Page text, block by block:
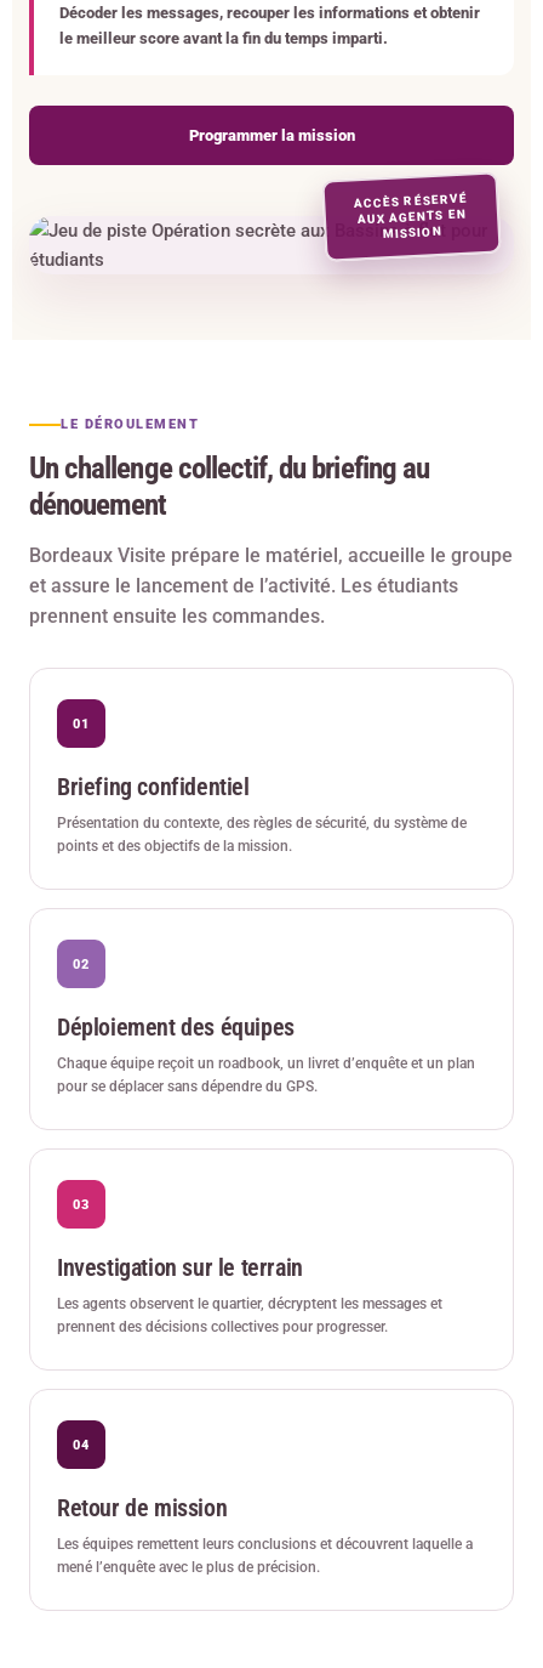
Décoder les messages, recouper les informations et obtenir
le meilleur score avant la fin du temps imparti.
Programmer la mission
ACCÈS RÉSERVÉ
AUX AGENTS EN
MISSION
LE DÉROULEMENT
Un challenge collectif, du briefing au
dénouement
Bordeaux Visite prépare le matériel, accueille le groupe
et assure le lancement de l’activité. Les étudiants
prennent ensuite les commandes.
Briefing confidentiel
Présentation du contexte, des règles de sécurité, du système de
points et des objectifs de la mission.
Déploiement des équipes
Chaque équipe reçoit un roadbook, un livret d’enquête et un plan
pour se déplacer sans dépendre du GPS.
Investigation sur le terrain
Les agents observent le quartier, décryptent les messages et
prennent des décisions collectives pour progresser.
Retour de mission
Les équipes remettent leurs conclusions et découvrent laquelle a
mené l’enquête avec le plus de précision.